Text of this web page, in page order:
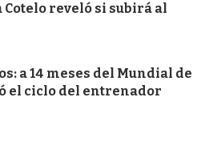
Cotelo reveló si subirá al
a 14 meses del Mundial de
el ciclo del entrenador